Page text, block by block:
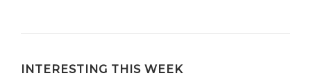
INTERESTING THIS WEEK